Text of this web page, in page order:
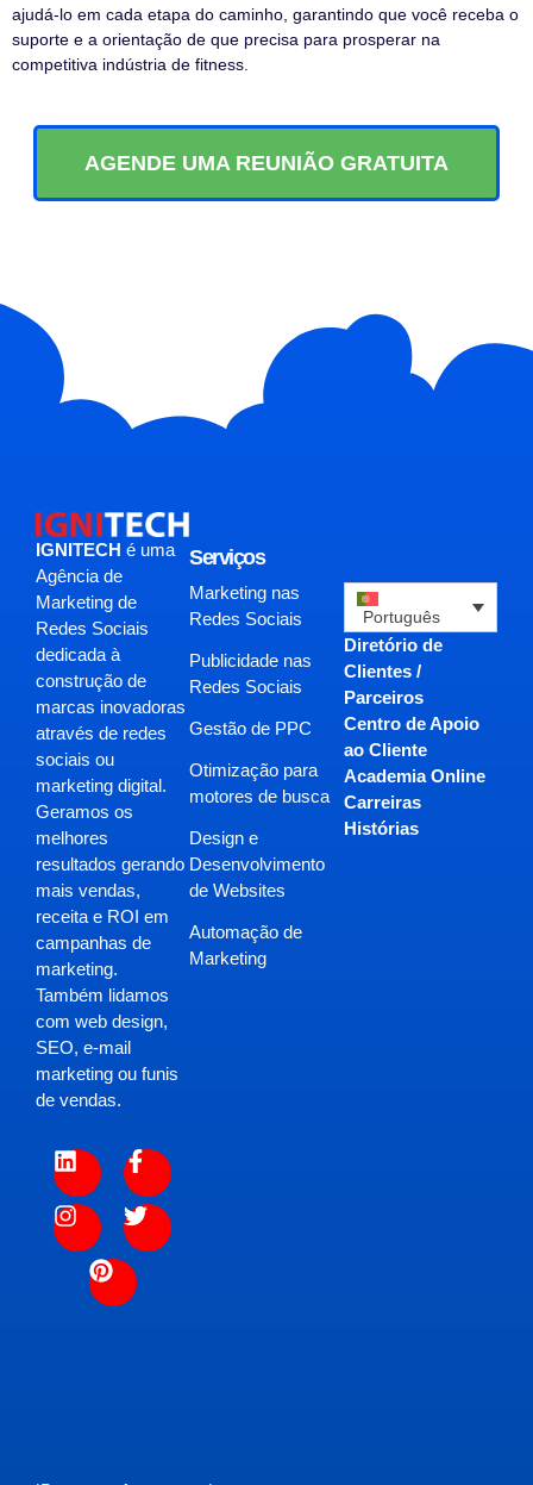
ajudá-lo em cada etapa do caminho, garantindo que você receba o
suporte e a orientação de que precisa para prosperar na
competitiva indústria de fitness.
AGENDE UMA REUNIÃO GRATUITA
IGNITECH é uma
Agência de
Marketing de
Redes Sociais
dedicada à
construção de
marcas inovadoras
através de redes
sociais ou
marketing digital.
Geramos os
melhores
resultados gerando
mais vendas,
receita e ROI em
campanhas de
marketing.
Também lidamos
com web design,
SEO, e-mail
marketing ou funis
de vendas.
Serviços
Marketing nas
Redes Sociais
Publicidade nas
Redes Sociais
Gestão de PPC
Otimização para
motores de busca
Design e
Desenvolvimento
de Websites
Automação de
Marketing
Português
Diretório de
Clientes /
Parceiros
Centro de Apoio
ao Cliente
Academia Online
Carreiras
Histórias